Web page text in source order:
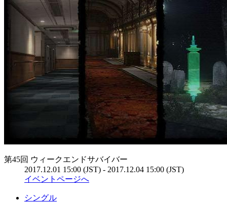
第45回 ウィークエンドサバイバー
2017.12.01 15:00 (JST) - 2017.12.04 15:00 (JST)
イベントページへ
シングル